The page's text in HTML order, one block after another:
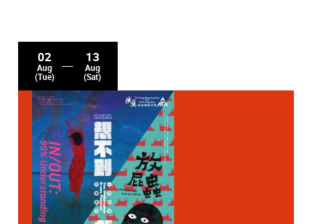
02
Aug
(Tue)
13
Aug
(Sat)